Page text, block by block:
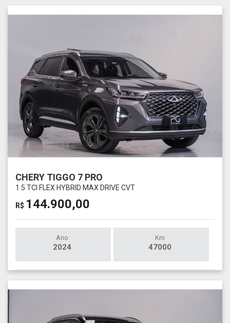
CHERY TIGGO 7 PRO
1.5 TCI FLEX HYBRID MAX DRIVE CVT
R$ 144.900,00
Ano
2024
Km
47000